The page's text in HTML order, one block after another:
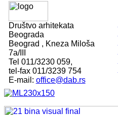
Društvo arhitekata
Beograda
Beograd , Kneza Miloša
7a/III
Tel 011/3230 059,
tel-fax 011/3239 754
E-mail: office@dab.rs